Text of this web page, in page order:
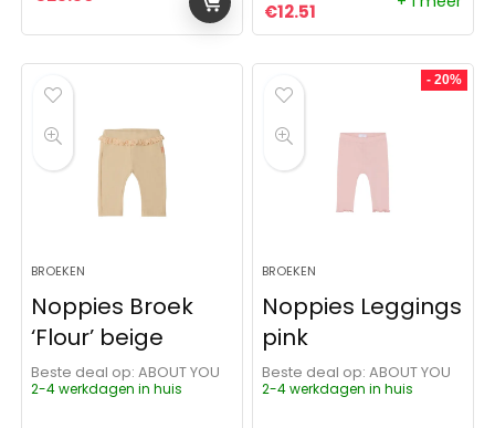
Oorspronkelijke prijs
€12.51 Huidige prijs is:
BROEKEN
Noppies Broek
‘Flour’ beige
Beste deal op:
ABOUT YOU
2-4 werkdagen in huis
- 20%
BROEKEN
Noppies Leggings
pink
Beste deal op:
ABOUT YOU
2-4 werkdagen in huis